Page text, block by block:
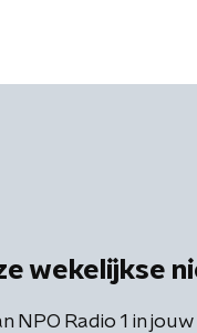
wekelijkse
NPO Radio 1 in